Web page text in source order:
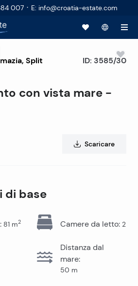
007 · E: info@croatia-estate.com
, Split
con vista mare -
ID: 3585/30
Scaricare
di base
: 81 m2 Camere da letto: 2
Distanza dal
mare:
50 m